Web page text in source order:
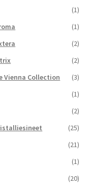
(1)
(1)
(2)
(2)
Vienna Collection
(3)
(1)
(2)
(25)
(21)
(1)
(20)